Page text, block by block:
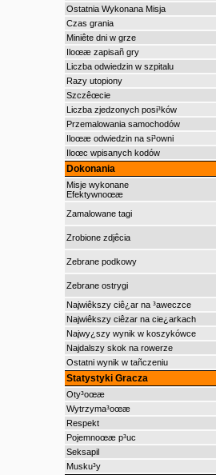
Ostatnia Wykonana Misja
Czas grania
Miniête dni w grze
Iloœæ zapisañ gry
Liczba odwiedzin w szpitalu
Razy utopiony
Szczêœcie
Liczba zjedzonych posi³ków
Przemalowania samochodów
Iloœæ odwiedzin na si³owni
Iloœc wpisanych kodów
Dokonania
Misje wykonane
Efektywnoœæ
Zamalowane tagi
Zrobione zdjêcia
Zebrane podkowy
Zebrane ostrygi
Najwiêkszy ciê¿ar na ³aweczce
Najwiêkszy ciêzar na cie¿arkach
Najwy¿szy wynik w koszykówce
Najdalszy skok na rowerze
Ostatni wynik w tañczeniu
Statystyki Gracza
Oty³oœæ
Wytrzyma³oœæ
Respekt
Pojemnoœæ p³uc
Seksapil
Musku³y